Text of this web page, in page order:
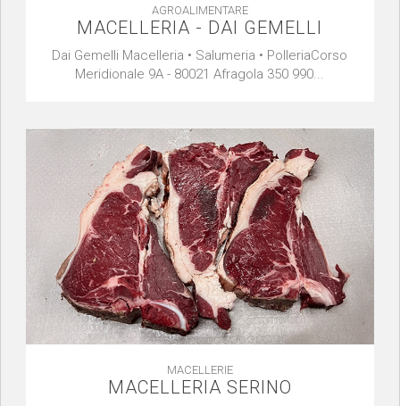
AGROALIMENTARE
MACELLERIA - DAI GEMELLI
Dai Gemelli Macelleria • Salumeria • PolleriaCorso
Meridionale 9A - 80021 Afragola 350 990...
MACELLERIE
MACELLERIA SERINO